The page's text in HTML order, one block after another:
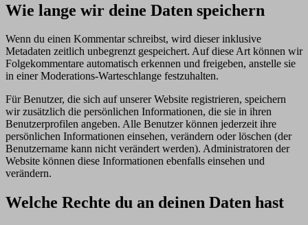
Wie lange wir deine Daten speichern
Wenn du einen Kommentar schreibst, wird dieser inklusive
Metadaten zeitlich unbegrenzt gespeichert. Auf diese Art können wir
Folgekommentare automatisch erkennen und freigeben, anstelle sie
in einer Moderations-Warteschlange festzuhalten.
Für Benutzer, die sich auf unserer Website registrieren, speichern
wir zusätzlich die persönlichen Informationen, die sie in ihren
Benutzerprofilen angeben. Alle Benutzer können jederzeit ihre
persönlichen Informationen einsehen, verändern oder löschen (der
Benutzername kann nicht verändert werden). Administratoren der
Website können diese Informationen ebenfalls einsehen und
verändern.
Welche Rechte du an deinen Daten hast